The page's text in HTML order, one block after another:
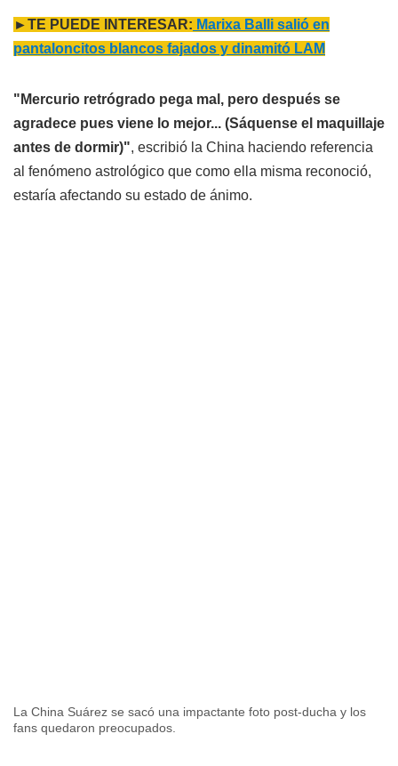
►TE PUEDE INTERESAR: Marixa Balli salió en
pantaloncitos blancos fajados y dinamitó LAM
"Mercurio retrógrado pega mal, pero después se
agradece pues viene lo mejor... (Sáquense el maquillaje
antes de dormir)", escribió la China haciendo referencia
al fenómeno astrológico que como ella misma reconoció,
estaría afectando su estado de ánimo.
La China Suárez se sacó una impactante foto post-ducha y los
fans quedaron preocupados.